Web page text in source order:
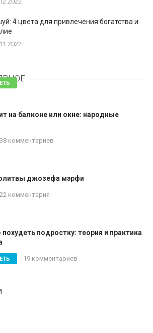
4 цвета для привлечения богатства и
81 комментарий
на балконе или окне: народные
38 комментариев
джозефа мэрфи
22 комментария
похудеть подростку: теория и практика
19 комментариев